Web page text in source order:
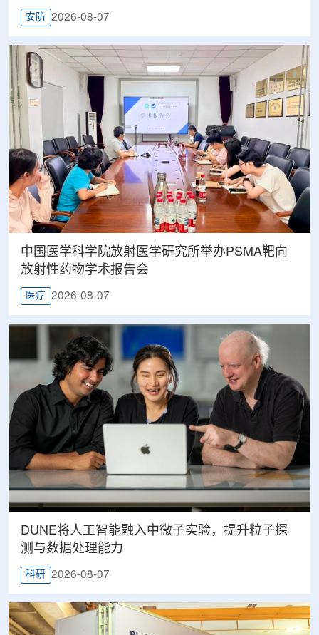
安防 2026-08-07
中国医学科学院放射医学研究所举办PSMA靶向
放射性药物学术报告会
医疗 2026-08-07
DUNE将人工智能融入中微子实验，提升粒子探
测与数据处理能力
科研 2026-08-07